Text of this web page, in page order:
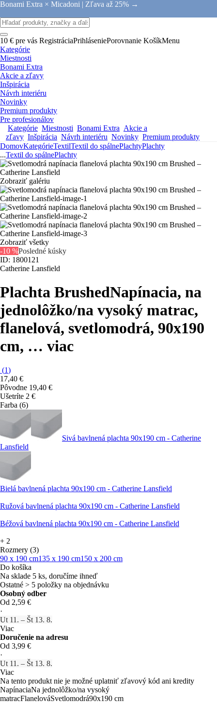
Bonami Extra × Micadoni | Zľava až 25% →
10 € pre vás RegistráciaPrihláseniePorovnanie KošíkMenu
Kategórie
Miestnosti
Bonami Extra
Akcie a zľavy
Inšpirácia
Návrh interiéru
Novinky
Premium produkty
Pre profesionálov
Kategórie Miestnosti Bonami Extra Akcie a
zľavy Inšpirácia Návrh interiéru Novinky Premium produkty
DomovKategórieTextilTextil do spálnePlachtyPlachty
...Textil do spálnePlachty
Zobraziť galériu
Zobraziť všetky
-10 %Posledné kúsky
ID: 1800121
Catherine Lansfield
Plachta BrushedNapínacia, na
jednolôžko/na vysoký matrac,
flanelová, svetlomodrá, 90x190
cm, … viac
(1)
17,40 €
Pôvodne 19,40 €
Ušetríte 2 €
Farba (6)
Sivá bavlnená plachta 90x190 cm - Catherine
Lansfield
Bielá bavlnená plachta 90x190 cm - Catherine Lansfield
Ružová bavlnená plachta 90x190 cm - Catherine Lansfield
Béžová bavlnená plachta 90x190 cm - Catherine Lansfield
+ 2
Rozmery (3)
90 x 190 cm135 x 190 cm150 x 200 cm
Do košíka
Na sklade 5 ks, doručíme ihneď
Ostatné > 5 položky na objednávku
Osobný odber
Od 2,59 €
·
Ut 11. – Št 13. 8.
Viac
Doručenie na adresu
Od 3,99 €
·
Ut 11. – Št 13. 8.
Viac
Na tento produkt nie je možné uplatniť zľavový kód ani kredity
NapínaciaNa jednolôžko/na vysoký
matracFlanelováSvetlomodrá90x190 cm